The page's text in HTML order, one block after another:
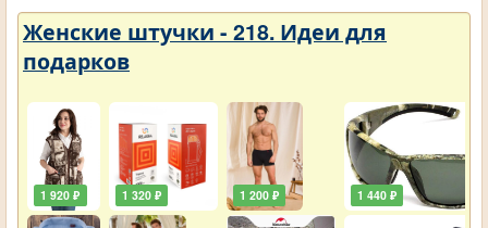
Женские штучки - 218. Идеи для
подарков
1 920 ₽ 1 320 ₽ 1 200 ₽ 1 440 ₽